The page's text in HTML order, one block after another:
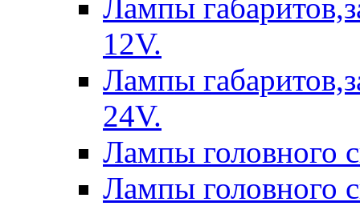
Лампы
12V.
Лампы
24V.
Лампы головного
Лампы головного